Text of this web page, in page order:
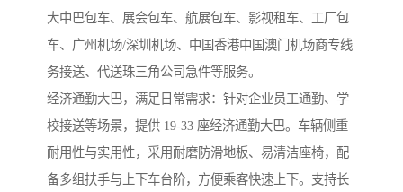
大中巴包车、展会包车、航展包车、影视租车、工厂包
车、广州机场/深圳机场、中国香港中国澳门机场商专线
务接送、代送珠三角公司急件等服务。
经济通勤大巴，满足日常需求：针对企业员工通勤、学
校接送等场景，提供 19-33 座经济通勤大巴。车辆侧重
耐用性与实用性，采用耐磨防滑地板、易清洁座椅，配
备多组扶手与上下车台阶，方便乘客快速上下。支持长